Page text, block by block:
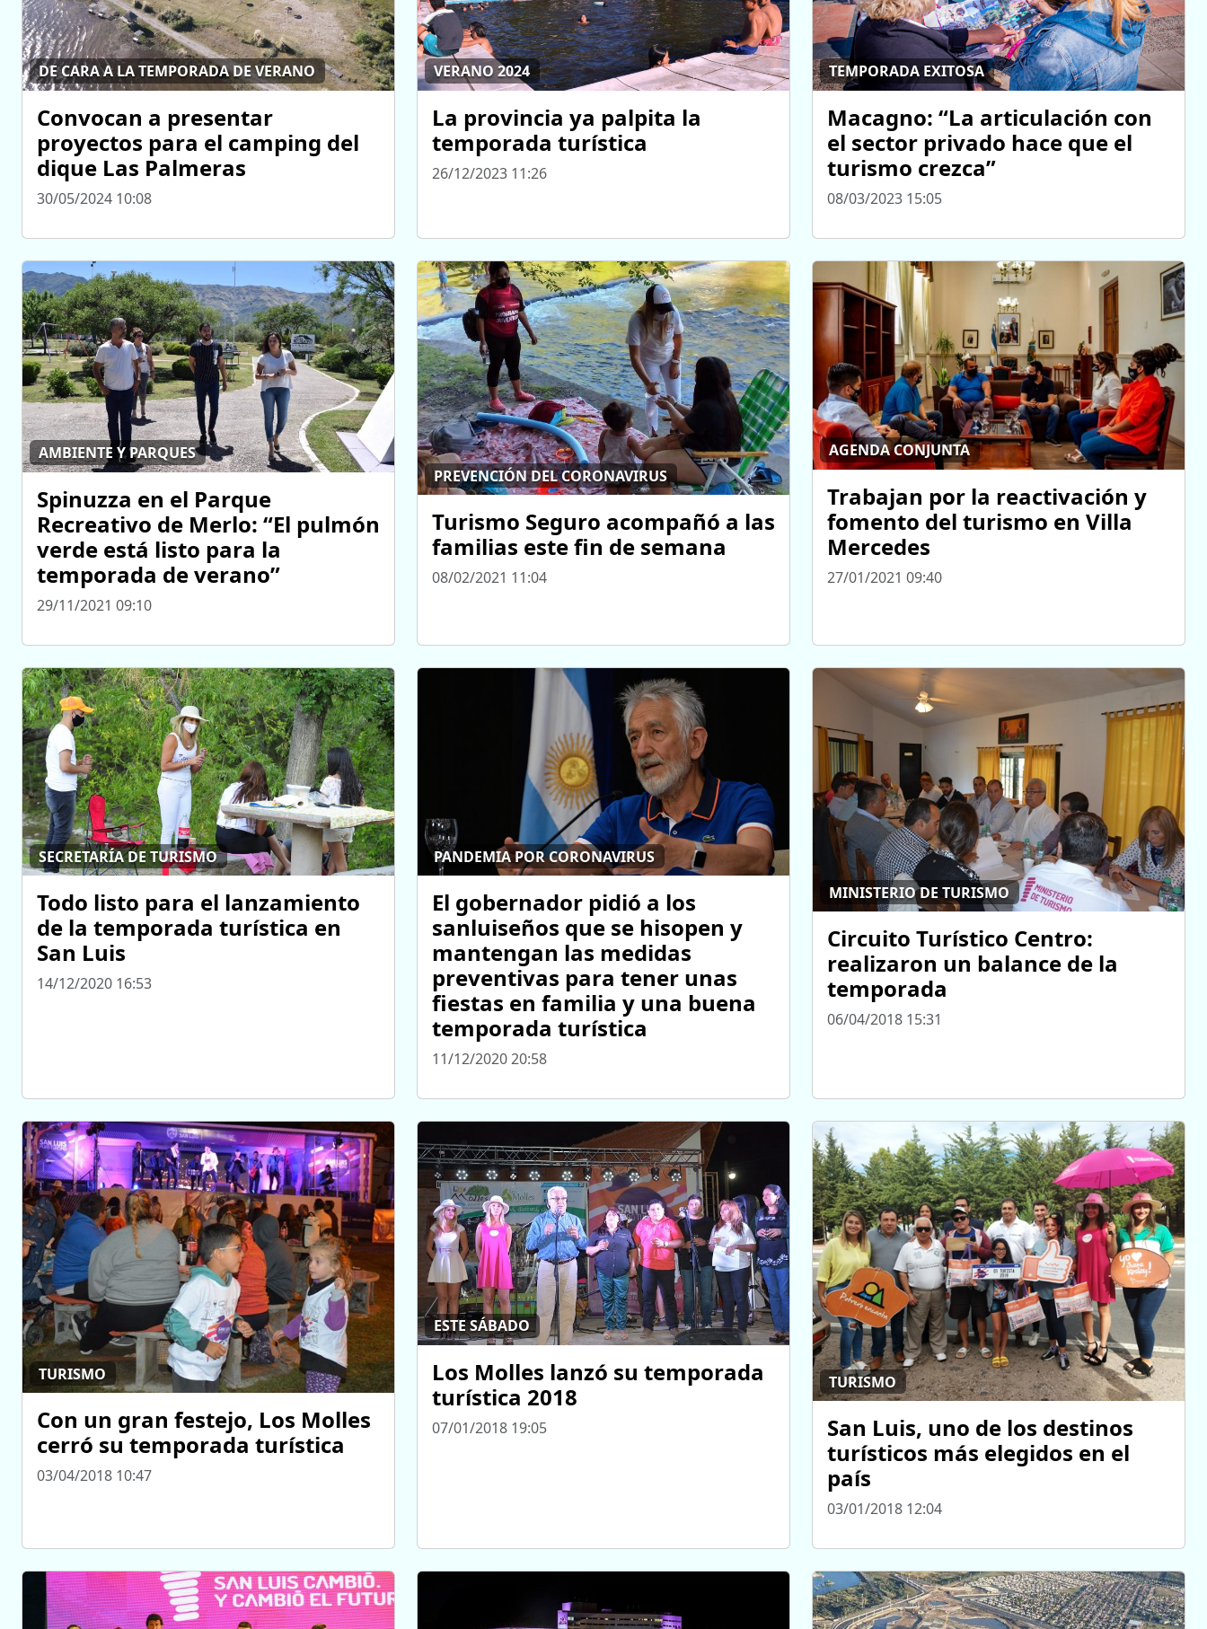
DE CARA A LA TEMPORADA DE VERANO
Convocan a presentar
proyectos para el camping del
dique Las Palmeras
30/05/2024 10:08
VERANO 2024
La provincia ya palpita la
temporada turística
26/12/2023 11:26
TEMPORADA EXITOSA
Macagno: “La articulación con
el sector privado hace que el
turismo crezca”
08/03/2023 15:05
AMBIENTE Y PARQUES
Spinuzza en el Parque
Recreativo de Merlo: “El pulmón
verde está listo para la
temporada de verano”
29/11/2021 09:10
PREVENCIÓN DEL CORONAVIRUS
Turismo Seguro acompañó a las
familias este fin de semana
08/02/2021 11:04
AGENDA CONJUNTA
Trabajan por la reactivación y
fomento del turismo en Villa
Mercedes
27/01/2021 09:40
SECRETARÍA DE TURISMO
Todo listo para el lanzamiento
de la temporada turística en
San Luis
14/12/2020 16:53
PANDEMIA POR CORONAVIRUS
El gobernador pidió a los
sanluiseños que se hisopen y
mantengan las medidas
preventivas para tener unas
fiestas en familia y una buena
temporada turística
11/12/2020 20:58
MINISTERIO DE TURISMO
Circuito Turístico Centro:
realizaron un balance de la
temporada
06/04/2018 15:31
TURISMO
Con un gran festejo, Los Molles
cerró su temporada turística
03/04/2018 10:47
ESTE SÁBADO
Los Molles lanzó su temporada
turística 2018
07/01/2018 19:05
TURISMO
San Luis, uno de los destinos
turísticos más elegidos en el
país
03/01/2018 12:04